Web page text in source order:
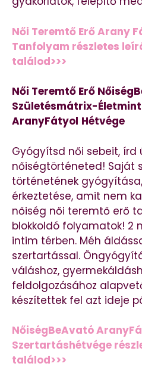
Női Teremtő Erő Arany
Tanfolyam részletes
találod>>>
Női Teremtő Erő
Születésmátrix-
AranyFátyol Hétvége
Gyógyítsd női sebeit, írd
nőiségtörténeted! Saját
történetének
érkeztetése, amit nem
nőiség női teremtő erő
blokkoldó folyamatok! 2
intim térben. Méh
szertartással.
váláshoz,
feldolgozásához
készítettek fel azt ideje
NőiségBeAvató
Szertartáshétvége
találod>>>